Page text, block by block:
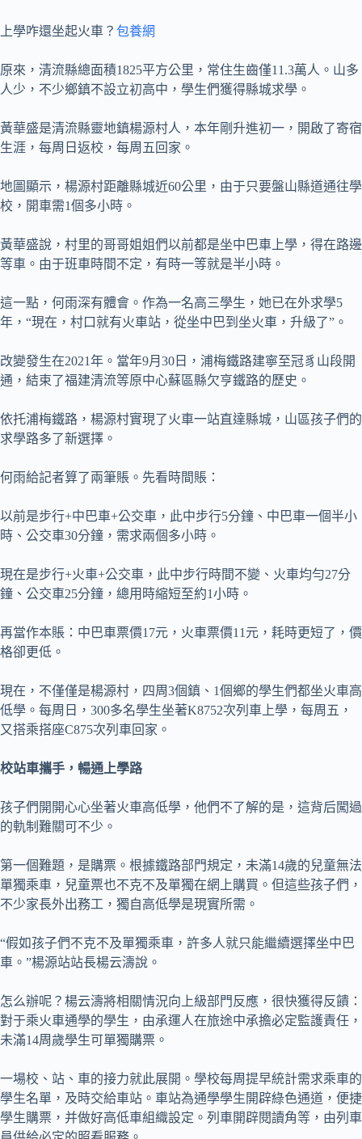
上學咋還坐起火車？ 包養網
原來，清流縣總面積1825平方公里，常住生齒僅11.3萬人。山多
人少，不少鄉鎮不設立初高中，學生們獲得縣城求學。
黃華盛是清流縣靈地鎮楊源村人，本年剛升進初一，開啟了寄宿
生涯，每周日返校，每周五回家。
地圖顯示，楊源村距離縣城近60公里，由于只要盤山縣道通往學
校，開車需1個多小時。
黃華盛說，村里的哥哥姐姐們以前都是坐中巴車上學，得在路邊
等車。由于班車時間不定，有時一等就是半小時。
這一點，何雨深有體會。作為一名高三學生，她已在外求學5
年，“現在，村口就有火車站，從坐中巴到坐火車，升級了”。
改變發生在2021年。當年9月30日，浦梅鐵路建寧至冠豸山段開
通，結束了福建清流等原中心蘇區縣欠亨鐵路的歷史。
依托浦梅鐵路，楊源村實現了火車一站直達縣城，山區孩子們的
求學路多了新選擇。
何雨給記者算了兩筆賬。先看時間賬：
以前是步行+中巴車+公交車，此中步行5分鐘、中巴車一個半小
時、公交車30分鐘，需求兩個多小時。
現在是步行+火車+公交車，此中步行時間不變、火車均勻27分
鐘、公交車25分鐘，總用時縮短至約1小時。
再當作本賬：中巴車票價17元，火車票價11元，耗時更短了，價
格卻更低。
現在，不僅僅是楊源村，四周3個鎮、1個鄉的學生們都坐火車高
低學。每周日，300多名學生坐著K8752次列車上學，每周五，
又搭乘搭座C875次列車回家。
校站車攜手，暢通上學路
孩子們開開心心坐著火車高低學，他們不了解的是，這背后闖過
的軌制難關可不少。
第一個難題，是購票。根據鐵路部門規定，未滿14歲的兒童無法
單獨乘車，兒童票也不克不及單獨在網上購買。但這些孩子們，
不少家長外出務工，獨自高低學是現實所需。
“假如孩子們不克不及單獨乘車，許多人就只能繼續選擇坐中巴
車。”楊源站站長楊云濤說。
怎么辦呢？楊云濤將相關情況向上級部門反應，很快獲得反饋：
對于乘火車通學的學生，由承運人在旅途中承擔必定監護責任，
未滿14周歲學生可單獨購票。
一場校、站、車的接力就此展開。學校每周提早統計需求乘車的
學生名單，及時交給車站。車站為通學學生開辟綠色通道，便捷
學生購票，并做好高低車組織設定。列車開辟閱讀角等，由列車